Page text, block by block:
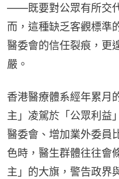
——既要對公眾有所交
而，這種缺乏客觀標準
醫委會的信任裂痕，更
嚴。
香港醫療體系經年累月
主」凌駕於「公眾利益
醫委會、增加業外委員
色時，醫生群體往往會
主」的大旗，警告政界